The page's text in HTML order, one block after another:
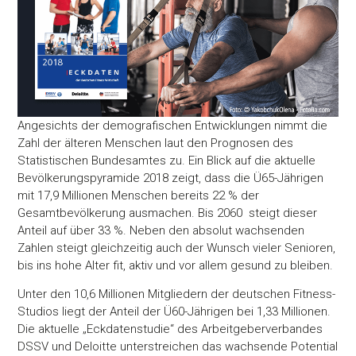
Angesichts der demografischen Entwicklungen nimmt die
Zahl der älteren Menschen laut den Prognosen des
Statistischen Bundesamtes zu. Ein Blick auf die aktuelle
Bevölkerungspyramide 2018 zeigt, dass die Ü65-Jährigen
mit 17,9 Millionen Menschen bereits 22 % der
Gesamtbevölkerung ausmachen. Bis 2060 steigt dieser
Anteil auf über 33 %. Neben den absolut wachsenden
Zahlen steigt gleichzeitig auch der Wunsch vieler Senioren,
bis ins hohe Alter fit, aktiv und vor allem gesund zu bleiben.
Unter den 10,6 Millionen Mitgliedern der deutschen Fitness-
Studios liegt der Anteil der Ü60-Jährigen bei 1,33 Millionen.
Die aktuelle „Eckdatenstudie“ des Arbeitgeberverbandes
DSSV und Deloitte unterstreichen das wachsende Potential